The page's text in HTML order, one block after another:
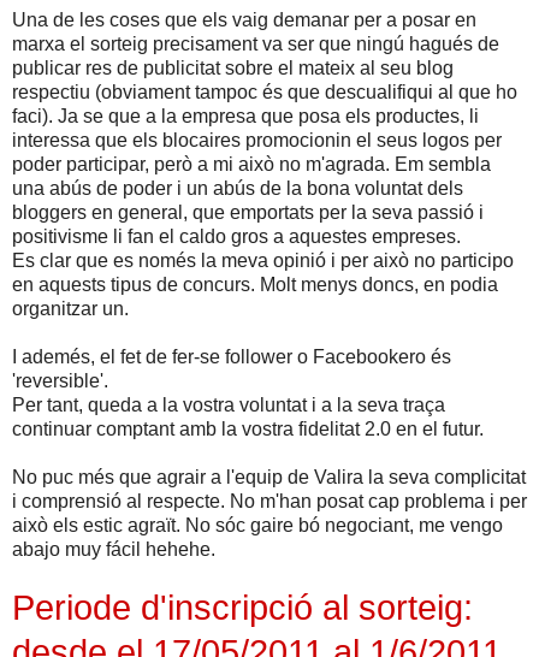
Una de les coses que els vaig demanar per a posar en
marxa el sorteig precisament va ser que ningú hagués de
publicar res de publicitat sobre el mateix al seu blog
respectiu (obviament tampoc és que descualifiqui al que ho
faci). Ja se que a la empresa que posa els productes, li
interessa que els blocaires promocionin el seus logos per
poder participar, però a mi això no m'agrada. Em sembla
una abús de poder i un abús de la bona voluntat dels
bloggers en general, que emportats per la seva passió i
positivisme li fan el caldo gros a aquestes empreses.
Es clar que es només la meva opinió i per això no participo
en aquests tipus de concurs. Molt menys doncs, en podia
organitzar un.
I ademés, el fet de fer-se follower o Facebookero és
'reversible'.
Per tant, queda a la vostra voluntat i a la seva traça
continuar comptant amb la vostra fidelitat 2.0 en el futur.
No puc més que agrair a l'equip de Valira la seva complicitat
i comprensió al respecte. No m'han posat cap problema i per
això els estic agraït. No sóc gaire bó negociant, me vengo
abajo muy fácil hehehe.
Periode d'inscripció al sorteig: